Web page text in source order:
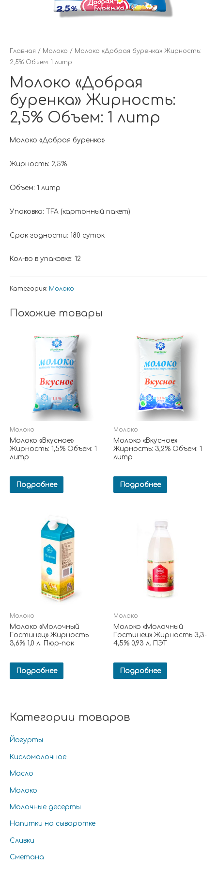
Категории товаров
Йогурты
Кисломолочное
Масло
Молоко
Молочные десерты
Напитки на сыворотке
Сливки
Сметана
Главная / Молоко / Молоко «Добрая буренка» Жирность:
2,5% Объем: 1 литр
Молоко «Добрая
буренка» Жирность:
2,5% Объем: 1 литр
Молоко «Добрая буренка»
Жирность: 2,5%
Объем: 1 литр
Упаковка: TFA (картонный пакет)
Срок годности: 180 суток
Кол-во в упаковке: 12
Категория: Молоко
Похожие товары
Молоко
Молоко «Вкусное»
Жирность: 1,5% Объем: 1
литр
Подробнее
Молоко
Молоко «Вкусное»
Жирность: 3,2% Объем: 1
литр
Подробнее
Молоко
Молоко «Молочный
Гостинец» Жирность
3,6% 1,0 л. Пюр-пак
Подробнее
Молоко
Молоко «Молочный
Гостинец» Жирность 3,3-
4,5% 0,93 л. ПЭТ
Подробнее